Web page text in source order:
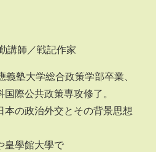
／戦記作家
塾大学総合政策学部卒業、
際公共政策専攻修了。
本の政治外交とその背景思想
皇學館大學で